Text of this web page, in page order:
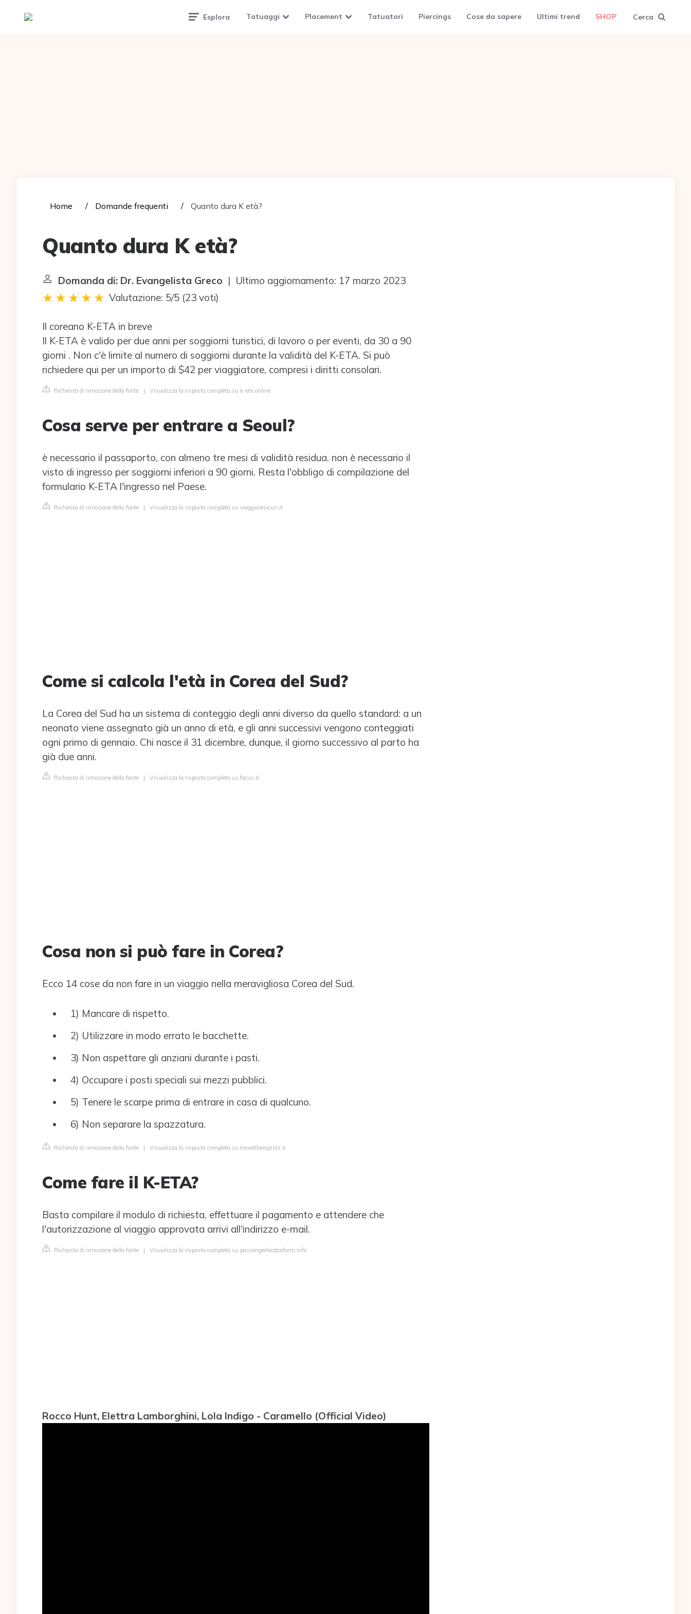
Tattoomuse.it Esplora Tatuaggi Placement Tatuatori Piercings Cose da sapere Ultimi trend SHOP Cerca
Home Domande frequenti Quanto dura K età?
Quanto dura K età?
Domanda di: Dr. Evangelista Greco | Ultimo aggiornamento: 17 marzo 2023
Valutazione: 5/5 (23 voti)
Il coreano K-ETA in breve
Il K-ETA è valido per due anni per soggiorni turistici, di lavoro o per eventi, da 30 a 90
giorni . Non c'è limite al numero di soggiorni durante la validità del K-ETA. Si può
richiedere qui per un importo di $42 per viaggiatore, compresi i diritti consolari.
Richiesta di rimozione della fonte | Visualizza la risposta completa su k-eta.online
Cosa serve per entrare a Seoul?
è necessario il passaporto, con almeno tre mesi di validità residua. non è necessario il
visto di ingresso per soggiorni inferiori a 90 giorni. Resta l'obbligo di compilazione del
formulario K-ETA l'ingresso nel Paese.
Richiesta di rimozione della fonte | Visualizza la risposta completa su viaggiaresicuri.it
Come si calcola l'età in Corea del Sud?
La Corea del Sud ha un sistema di conteggio degli anni diverso da quello standard: a un
neonato viene assegnato già un anno di età, e gli anni successivi vengono conteggiati
ogni primo di gennaio. Chi nasce il 31 dicembre, dunque, il giorno successivo al parto ha
già due anni.
Richiesta di rimozione della fonte | Visualizza la risposta completa su focus.it
Cosa non si può fare in Corea?
Ecco 14 cose da non fare in un viaggio nella meravigliosa Corea del Sud.
1) Mancare di rispetto.
2) Utilizzare in modo errato le bacchette.
3) Non aspettare gli anziani durante i pasti.
4) Occupare i posti speciali sui mezzi pubblici.
5) Tenere le scarpe prima di entrare in casa di qualcuno.
6) Non separare la spazzatura.
Richiesta di rimozione della fonte | Visualizza la risposta completa su traveltherapists.it
Come fare il K-ETA?
Basta compilare il modulo di richiesta, effettuare il pagamento e attendere che
l'autorizzazione al viaggio approvata arrivi all'indirizzo e-mail.
Richiesta di rimozione della fonte | Visualizza la risposta completa su passengerlocatorform.info
Rocco Hunt, Elettra Lamborghini, Lola Indigo - Caramello (Official Video)